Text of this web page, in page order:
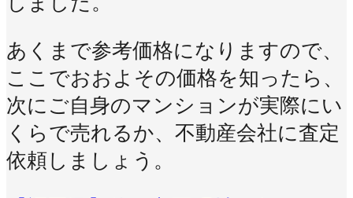
あくまで参考価格になりますので、
ここでおおよその価格を知ったら、
次にご自身のマンションが実際にい
くらで売れるか、不動産会社に査定
依頼しましょう。